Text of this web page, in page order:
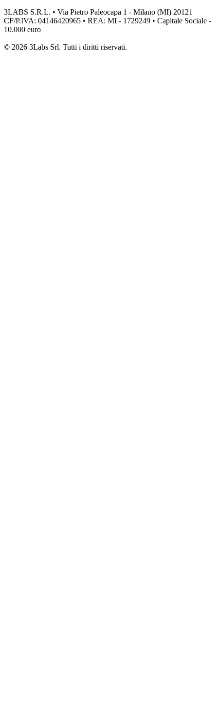
3LABS S.R.L. • Via Pietro Paleocapa 1 - Milano (MI) 20121
CF/P.IVA: 04146420965 • REA: MI - 1729249 • Capitale Sociale -
10.000 euro
© 2026 3Labs Srl. Tutti i diritti riservati.